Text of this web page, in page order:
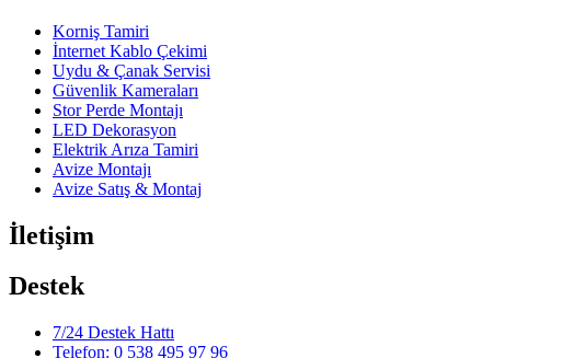
Korniş Tamiri
İnternet Kablo Çekimi
Uydu & Çanak Servisi
Güvenlik Kameraları
Stor Perde Montajı
LED Dekorasyon
Elektrik Arıza Tamiri
Avize Montajı
Avize Satış & Montaj
İletişim
Destek
7/24 Destek Hattı
Telefon: 0 538 495 97 96